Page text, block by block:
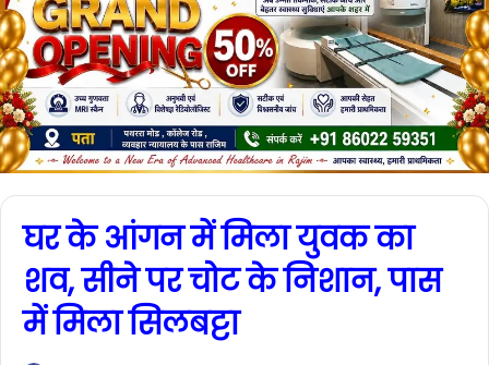
घर के आंगन में मिला युवक का
शव, सीने पर चोट के निशान, पास
में मिला सिलबट्टा